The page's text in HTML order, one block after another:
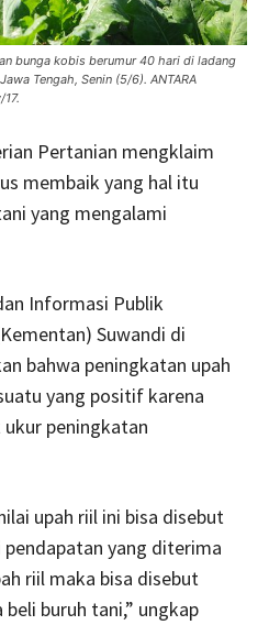
bunga kobis berumur 40 hari di ladang
Tengah, Senin (5/6). ANTARA
Pertanian mengklaim
membaik yang hal itu
yang mengalami
Informasi Publik
Suwandi di
bahwa peningkatan upah
yang positif karena
peningkatan
upah riil ini bisa disebut
yang diterima
riil maka bisa disebut
buruh tani,” ungkap